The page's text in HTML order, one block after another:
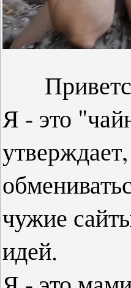
Я - это
чужие
идей.